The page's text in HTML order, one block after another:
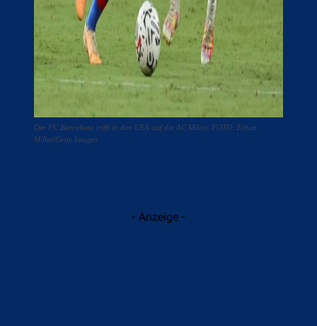
Der FC Barcelona trifft in den USA auf die AC Milan. FOTO: Ethan
Miller/Getty Images
- Anzeige -